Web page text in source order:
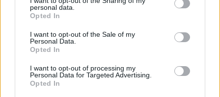
personal data.
Opted In
I want to opt-out of the Sale of my
Personal Data.
Opted In
I want to opt-out of processing my
Personal Data for Targeted Advertising.
Opted In